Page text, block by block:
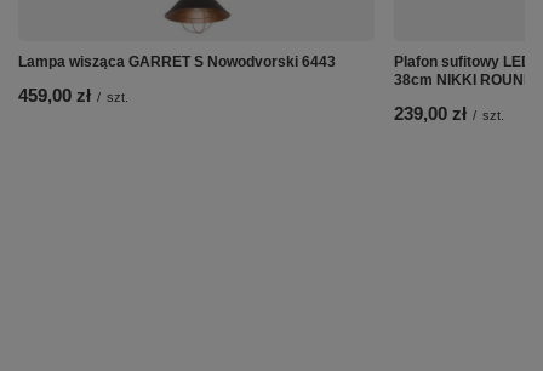
Lampa wisząca GARRET S Nowodvorski 6443
459,00 zł / szt.
Plafon sufitowy LED
38cm NIKKI ROUND
239,00 zł / szt.